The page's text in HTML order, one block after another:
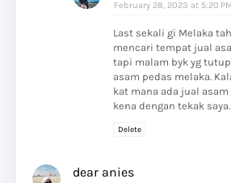
February 28, 2023 at 5:20 PM
Last sekali gi Melaka
mencari tempat jual
tapi malam byk yg
asam pedas melaka.
kat mana ada jual
kena dengan tekak saya.
Delete
dear anies